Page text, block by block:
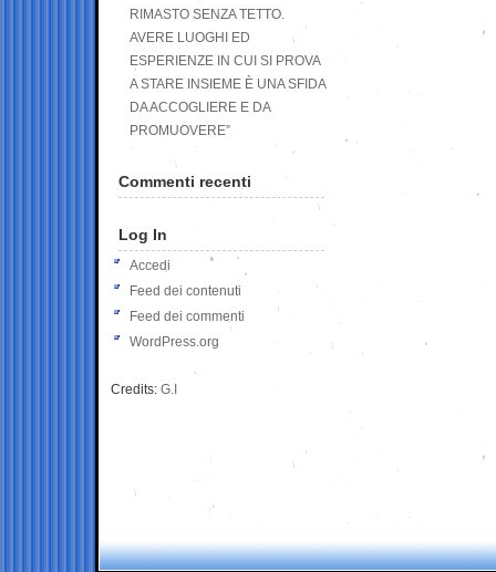
RIMASTO SENZA TETTO.
AVERE LUOGHI ED
ESPERIENZE IN CUI SI PROVA
A STARE INSIEME È UNA SFIDA
DA ACCOGLIERE E DA
PROMUOVERE”
Commenti recenti
Log In
Accedi
Feed dei contenuti
Feed dei commenti
WordPress.org
Credits: G.I